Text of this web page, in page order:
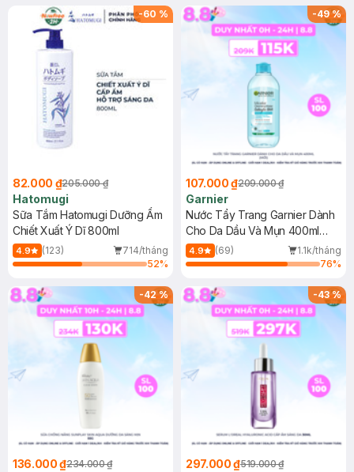
(SL có hạn)
-60 %
82.000 ₫205.000 ₫
Hatomugi
Sữa Tắm Hatomugi Dưỡng Ẩm
Chiết Xuất Ý Dĩ 800ml
4.9 (123)
714/tháng
52%
-49%
107.000 ₫209.000 ₫
Garnier
Nước Tẩy Trang Garnier Dành
Cho Da Dầu Và Mụn 400ml
(Mới)
4.9 (69)
1.1k/tháng
76%
-42%
136.000 ₫234.000 ₫
-43%
297.000 ₫519.000 ₫